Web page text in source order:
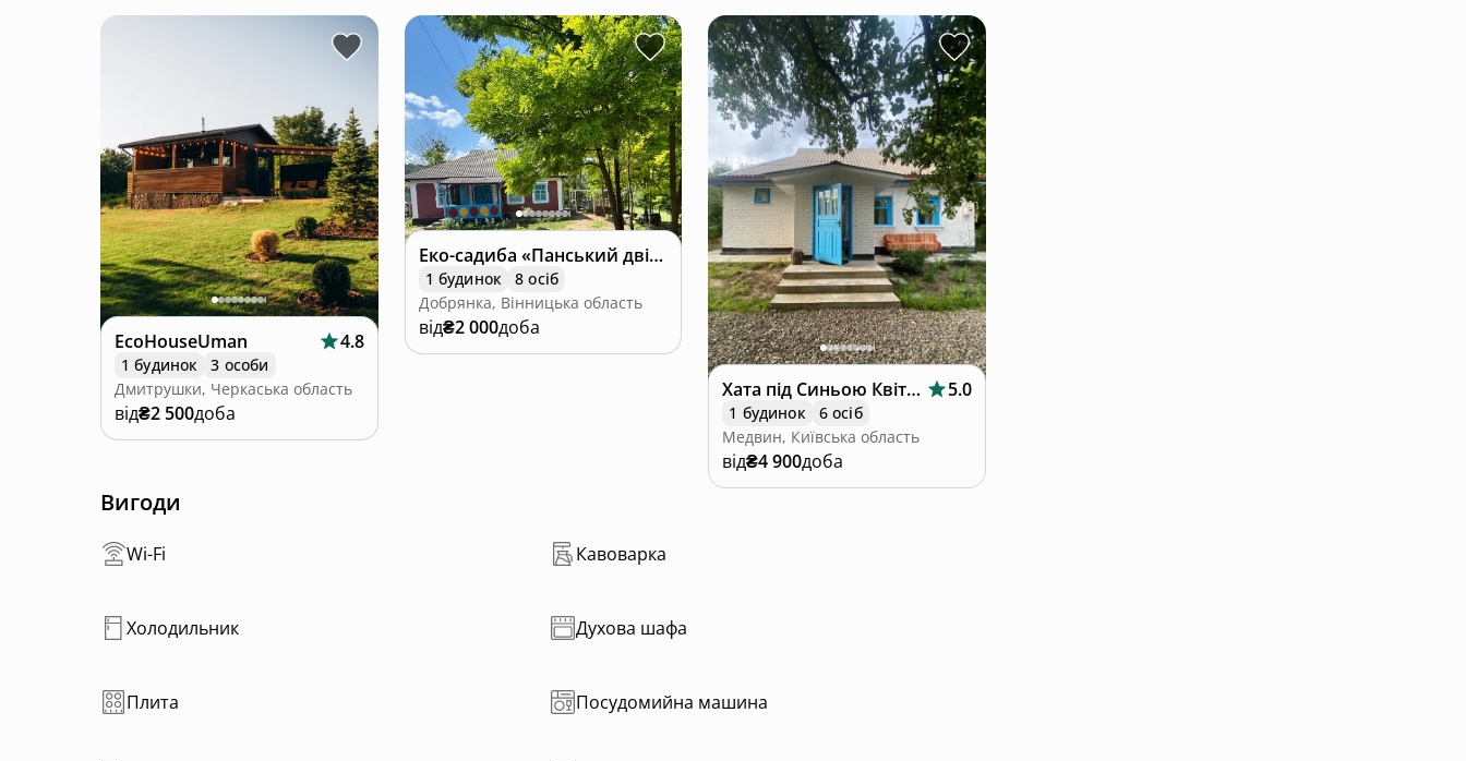
EcoHouseUman 4.8
1 будинок
3 особи
Дмитрушки, Черкаська область
від₴2 500доба
Еко-садиба «Панський двір»
1 будинок
8 осіб
Добрянка, Вінницька область
від₴2 000доба
Хата під Синьою Квіткою 5.0
1 будинок
6 осіб
Медвин, Київська область
від₴4 900доба
Вигоди
Wi-Fi Кавоварка
Холодильник Духова шафа
Плита Посудомийна машина